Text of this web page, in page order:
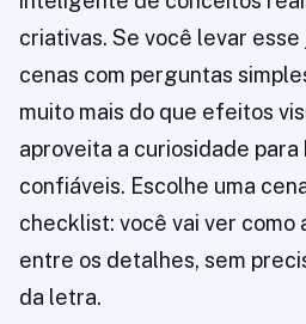
criativas. Se você levar
cenas com perguntas
muito mais do que efeitos
aproveita a curiosidade
confiáveis. Escolhe uma
checklist: você vai ver como
entre os detalhes, sem
da letra.